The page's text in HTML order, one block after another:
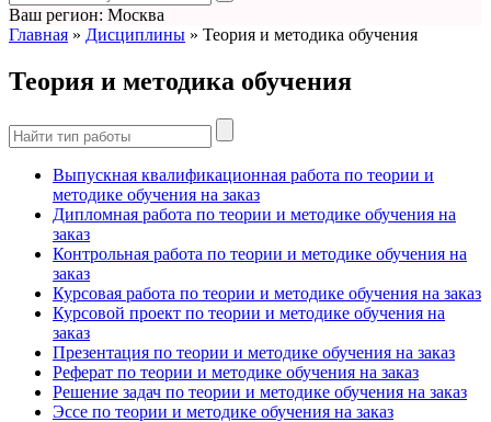
Ваш регион: Москва
Главная » Дисциплины » Теория и методика обучения
Теория и методика обучения
Выпускная квалификационная работа по теории и
методике обучения на заказ
Дипломная работа по теории и методике обучения на
заказ
Контрольная работа по теории и методике обучения на
заказ
Курсовая работа по теории и методике обучения на заказ
Курсовой проект по теории и методике обучения на
заказ
Презентация по теории и методике обучения на заказ
Реферат по теории и методике обучения на заказ
Решение задач по теории и методике обучения на заказ
Эссе по теории и методике обучения на заказ